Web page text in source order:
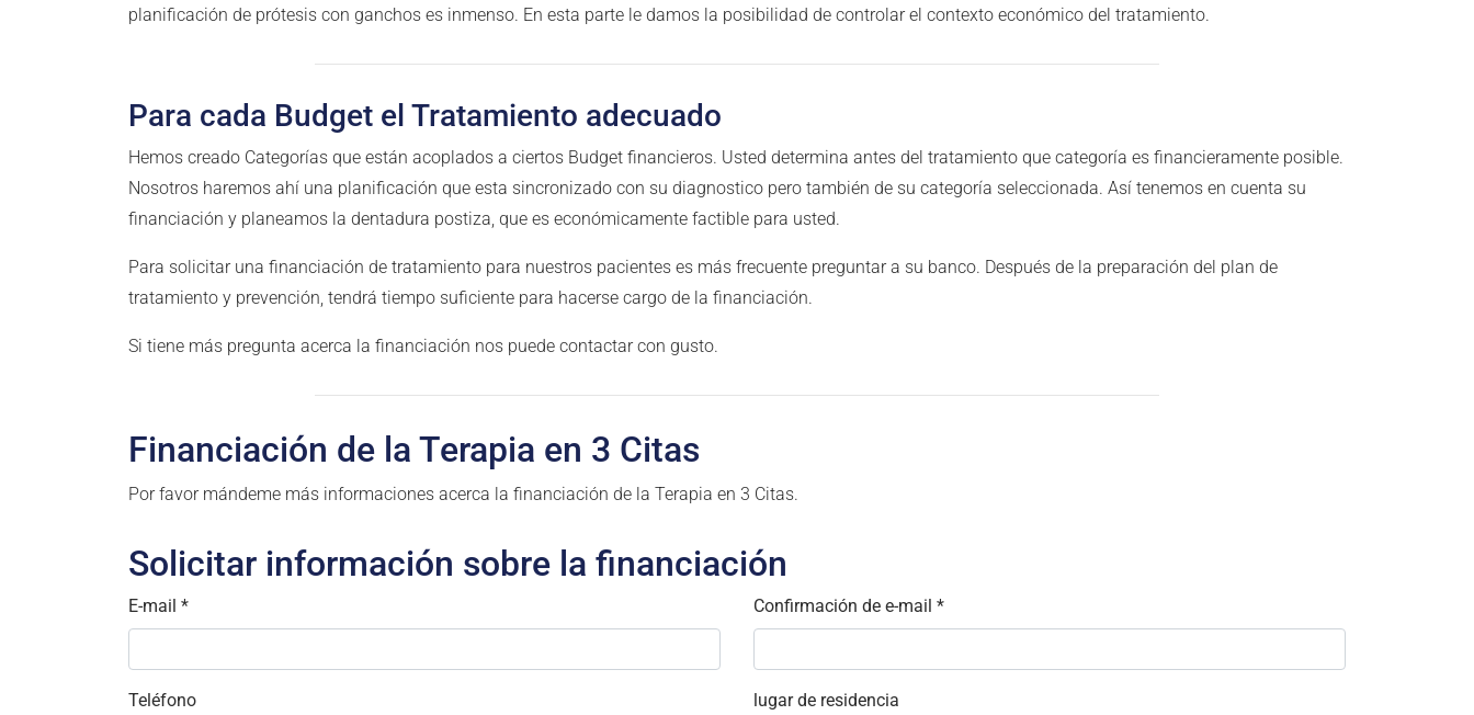
planificación de prótesis con ganchos es inmenso. En esta parte le damos la posibilidad de controlar el contexto económico del tratamiento.
Para cada Budget el Tratamiento adecuado
Hemos creado Categorías que están acoplados a ciertos Budget financieros. Usted determina antes del tratamiento que categoría es financieramente posible.
Nosotros haremos ahí una planificación que esta sincronizado con su diagnostico pero también de su categoría seleccionada. Así tenemos en cuenta su
financiación y planeamos la dentadura postiza, que es económicamente factible para usted.
Para solicitar una financiación de tratamiento para nuestros pacientes es más frecuente preguntar a su banco. Después de la preparación del plan de
tratamiento y prevención, tendrá tiempo suficiente para hacerse cargo de la financiación.
Si tiene más pregunta acerca la financiación nos puede contactar con gusto.
Financiación de la Terapia en 3 Citas
Por favor mándeme más informaciones acerca la financiación de la Terapia en 3 Citas.
Solicitar información sobre la financiación
E-mail * Confirmación de e-mail *
Teléfono lugar de residencia